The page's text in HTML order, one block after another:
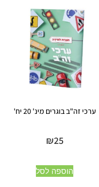
ערכי זה"ב בוגרים מינ' 20 יח'
₪25
הוספה לסל